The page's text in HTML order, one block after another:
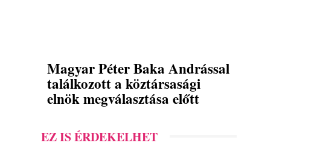
Magyar Péter Baka Andrással
találkozott a köztársasági
elnök megválasztása előtt
EZ IS ÉRDEKELHET